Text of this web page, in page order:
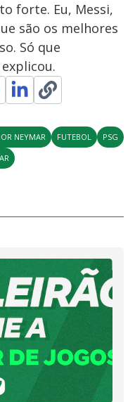
forte. Eu, Messi,
são os melhores
Só que
NEYMAR FUTEBOL
PSG